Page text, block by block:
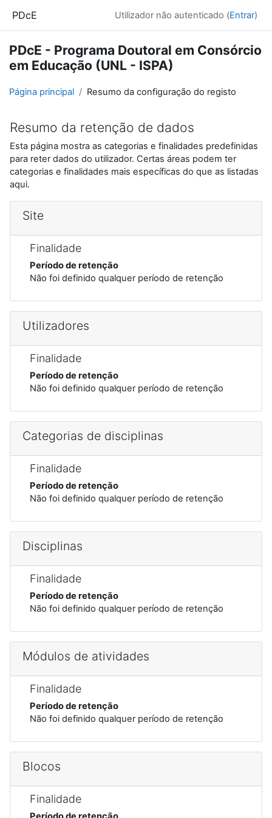
PDcE Utilizador não autenticado (Entrar)
PDcE - Programa Doutoral em Consórcio
em Educação (UNL - ISPA)
Página principal Resumo da configuração do registo
Resumo da retenção de dados
Esta página mostra as categorias e finalidades predefinidas
para reter dados do utilizador. Certas áreas podem ter
categorias e finalidades mais específicas do que as listadas
aqui.
Site
Finalidade
Período de retenção
Não foi definido qualquer período de retenção
Utilizadores
Finalidade
Período de retenção
Não foi definido qualquer período de retenção
Categorias de disciplinas
Finalidade
Período de retenção
Não foi definido qualquer período de retenção
Disciplinas
Finalidade
Período de retenção
Não foi definido qualquer período de retenção
Módulos de atividades
Finalidade
Período de retenção
Não foi definido qualquer período de retenção
Blocos
Finalidade